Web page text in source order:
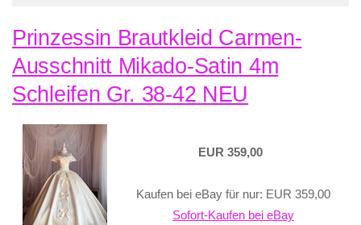
Prinzessin Brautkleid Carmen-
Ausschnitt Mikado-Satin 4m
Schleifen Gr. 38-42 NEU
EUR 359,00
Kaufen bei eBay für nur: EUR 359,00
Sofort-Kaufen bei eBay